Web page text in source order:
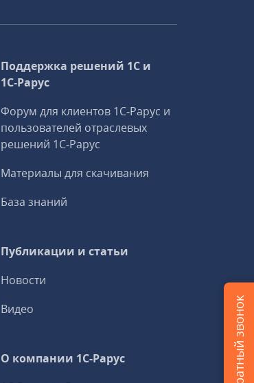
Поддержка решений 1С и
1С‑Рарус
Форум для клиентов 1С‑Рарус и
пользователей отраслевых
решений 1С‑Рарус
Материалы для скачивания
База знаний
Публикации и статьи
Новости
Видео
О компании 1C-Рарус